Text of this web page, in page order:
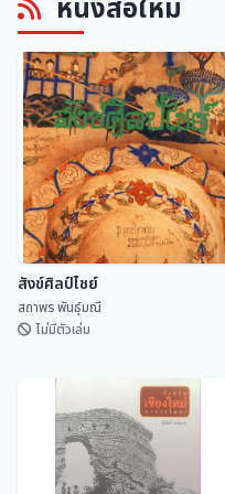
งาม อำเภอหล่มเก่า จังหวัด
เพชรบูรณ์
สำนักศิลปะและวัฒนธรร...
สังข์ศิลป์ไชย์
สถาพร พันธุ์มณี
สังข์ศิลป์ไชย์
สถาพร พันธุ์มณี
ไม่มีตัวเล่ม